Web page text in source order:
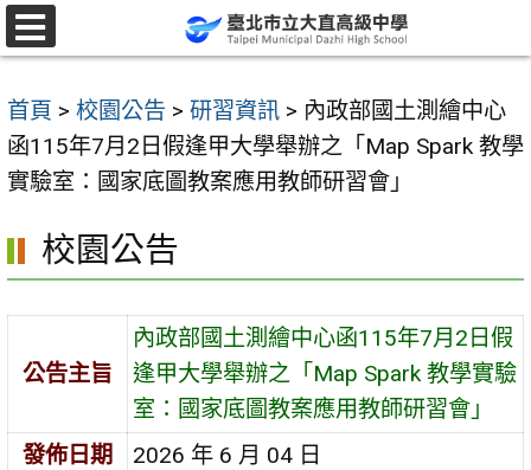
跳
至
要
內
容
首頁 > 校園公告 > 研習資訊 > 內政部國土測繪中心
函115年7月2日假逢甲大學舉辦之「Map Spark 教學
實驗室：國家底圖教案應用教師研習會」
校園公告
公告主旨
內政部國土測繪中心函115年7月2日假
逢甲大學舉辦之「Map Spark 教學實驗
室：國家底圖教案應用教師研習會」
發佈日期
2026 年 6 月 04 日
選
單